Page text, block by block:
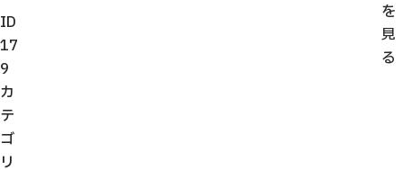
ID
17
9
カ
テ
ゴ
リ
を
見
る